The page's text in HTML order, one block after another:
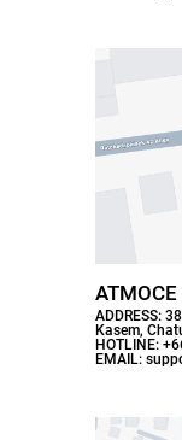
ADDRESS:
Kasem,
HOTLINE:
EMAIL: